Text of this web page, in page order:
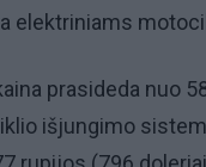
elektriniams
prasideda nuo
išjungimo